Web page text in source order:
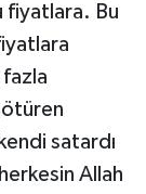
fiyatlara. Bu
fazla
satardı
Allah